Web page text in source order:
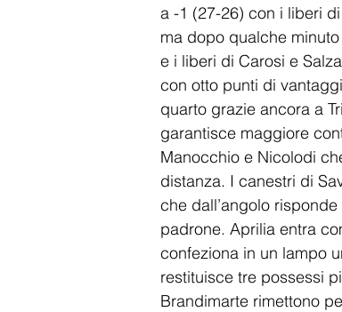
a -1 (27-26) con i liberi
ma dopo qualche
e i liberi di Carosi e
con otto punti di
quarto grazie ancora a
garantisce maggiore
Manocchio e Nicolodi
distanza. I canestri di
che dall’angolo
padrone. Aprilia entra
confeziona in un lampo
restituisce tre possessi
Brandimarte rimettono